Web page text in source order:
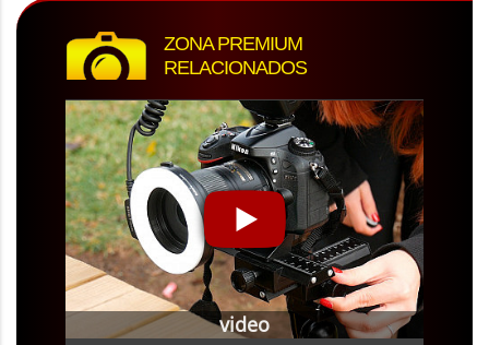
ZONA PREMIUM
RELACIONADOS
video